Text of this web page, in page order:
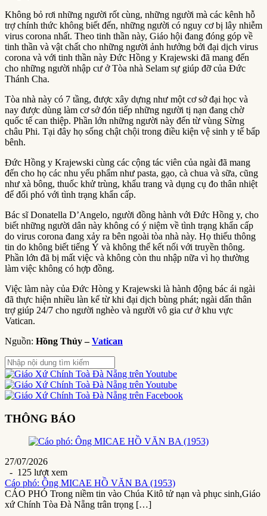
Không bỏ rơi những người rốt cùng, những người mà các kênh hỗ
trợ chính thức không biết đến, những người có nguy cơ bị lây nhiễm
virus corona nhất. Theo tinh thần này, Giáo hội đang đóng góp về
tinh thần và vật chất cho những người ảnh hưởng bởi đại dịch virus
corona và với tinh thần này Đức Hồng y Krajewski đã mang đến
cho những người nhập cư ở Tòa nhà Selam sự giúp đỡ của Đức
Thánh Cha.
Tòa nhà này có 7 tầng, được xây dựng như một cơ sở đại học và
nay được dùng làm cơ sở đón tiếp những người tị nạn đang chờ
quốc tế can thiệp. Phần lớn những người này đến từ vùng Sừng
châu Phi. Tại đây họ sống chật chội trong điều kiện vệ sinh y tế bấp
bênh.
Đức Hồng y Krajewski cùng các cộng tác viên của ngài đã mang
đến cho họ các nhu yếu phẩm như pasta, gạo, cà chua và sữa, cũng
như xà bông, thuốc khử trùng, khẩu trang và dụng cụ đo thân nhiệt
để đối phó với tình trạng khẩn cấp.
Bác sĩ Donatella D’Angelo, người đồng hành với Đức Hồng y, cho
biết những người dân này không có ý niệm về tình trạng khẩn cấp
do virus corona đang xảy ra bên ngoài tòa nhà này. Họ thiếu thông
tin do không biết tiếng Ý và không thể kết nối với truyền thông.
Phần lớn đã bị mất việc và không còn thu nhập nữa vì họ thường
làm việc không có hợp đồng.
Việc làm này của Đức Hòng y Krajewski là hành động bác ái ngài
đã thực hiện nhiều làn kể từ khi đại dịch bùng phát; ngài dấn thân
trợ giúp 24/7 cho người nghèo và người vô gia cư ở khu vực
Vatican.
Nguồn: Hồng Thủy –Vatican
THÔNG BÁO
27/07/2026
- 125 lượt xem
Cáo phó: Ông MICAE HỒ VĂN BA (1953)
CÁO PHÓ Trong niềm tin vào Chúa Kitô tử nạn và phục sinh,Giáo
xứ Chính Tòa Đà Nẵng trân trọng […]